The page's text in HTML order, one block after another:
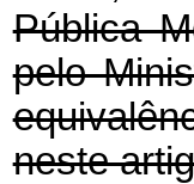
Pública
pelo
neste